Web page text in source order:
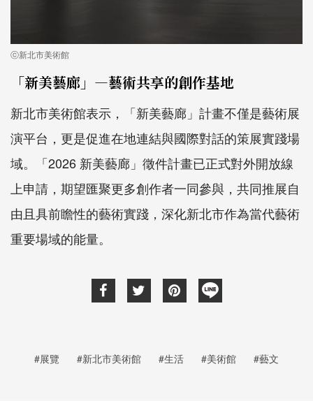
ⓒ新北市美術館
「新美藝廊」—藝術共享的創作基地
新北市美術館表示，「新美藝廊」計畫不僅是藝術展
演平台，更是促進在地連結與國際對話的策展實踐場
域。「2026 新美藝廊」徵件計畫已正式對外開放線
上申請，期望匯聚更多創作者一同參與，共同推展自
由且具前瞻性的藝術實踐，深化新北市作為當代藝術
重要場域的能量。
#展覽 #新北市美術館 #生活 #美術館 #藝文